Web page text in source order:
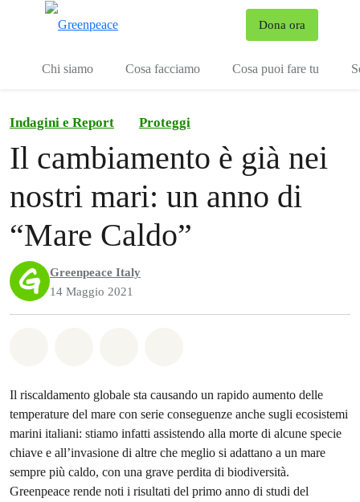
Dona ora
Chi siamo Cosa facciamo Cosa puoi fare tu
Indagini e Report Proteggi
Il cambiamento è già nei
nostri mari: un anno di
“Mare Caldo”
Greenpeace Italy
14 Maggio 2021
Il riscaldamento globale sta causando un rapido aumento delle
temperature del mare con serie conseguenze anche sugli ecosistemi
marini italiani: stiamo infatti assistendo alla morte di alcune specie
chiave e all’invasione di altre che meglio si adattano a un mare
sempre più caldo, con una grave perdita di biodiversità.
Greenpeace rende noti i risultati del primo anno di studi del